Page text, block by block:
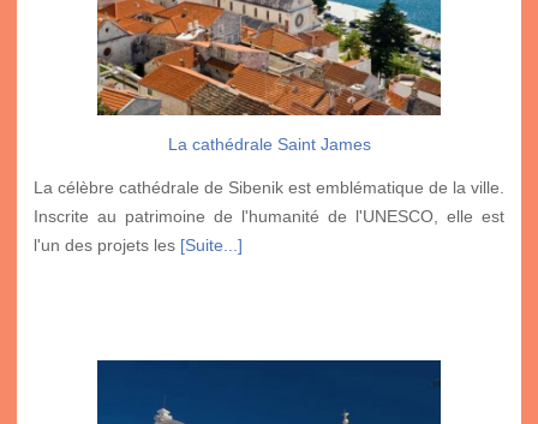
La cathédrale Saint James
La célèbre cathédrale de Sibenik est emblématique de la ville.
Inscrite au patrimoine de l'humanité de l'UNESCO, elle est
l'un des projets les [Suite...]